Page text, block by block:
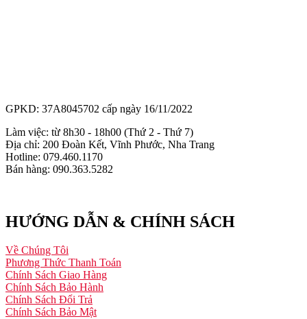
GPKD: 37A8045702 cấp ngày 16/11/2022
Làm việc: từ 8h30 - 18h00 (Thứ 2 - Thứ 7)
Địa chỉ: 200 Đoàn Kết, Vĩnh Phước, Nha Trang
Hotline: 079.460.1170
Bán hàng: 090.363.5282
HƯỚNG DẪN & CHÍNH SÁCH
Về Chúng Tôi
Phương Thức Thanh Toán
Chính Sách Giao Hàng
Chính Sách Bảo Hành
Chính Sách Đổi Trả
Chính Sách Bảo Mật